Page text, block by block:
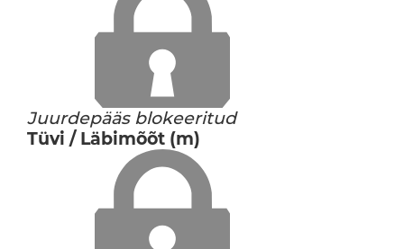
Juurdepääs blokeeritud
Tüvi / Läbimõõt (m)